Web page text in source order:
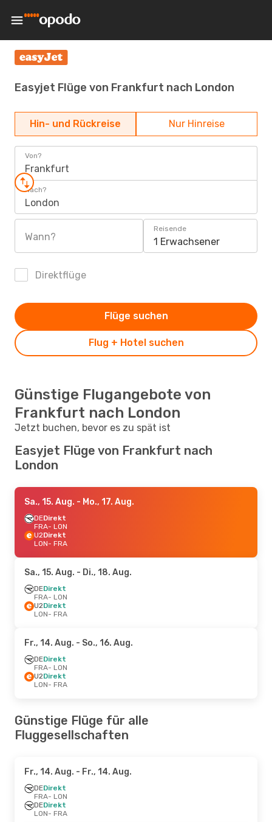
Easyjet Flüge von Frankfurt nach London
Hin- und Rückreise Nur Hinreise
Von?
Frankfurt
Nach?
London
Wann?
Reisende
1 Erwachsener
Direktflüge
Flug + Hotel suchen
Flüge suchen
Günstige Flugangebote von
Frankfurt nach London
Jetzt buchen, bevor es zu spät ist
Easyjet Flüge von Frankfurt nach
London
Sa., 15. Aug. - Mo., 17. Aug.
DEDirekt
FRA- LON
U2Direkt
LON- FRA
Sa., 15. Aug. - Di., 18. Aug.
DEDirekt
FRA- LON
U2Direkt
LON- FRA
Fr., 14. Aug. - So., 16. Aug.
DEDirekt
FRA- LON
U2Direkt
LON- FRA
Günstige Flüge für alle
Fluggesellschaften
Fr., 14. Aug. - Fr., 14. Aug.
DEDirekt
FRA- LON
DEDirekt
LON- FRA